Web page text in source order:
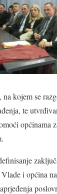
kojem se
te
općinama
i općina